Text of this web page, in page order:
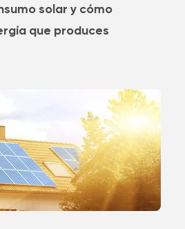
solar y cómo
que produces